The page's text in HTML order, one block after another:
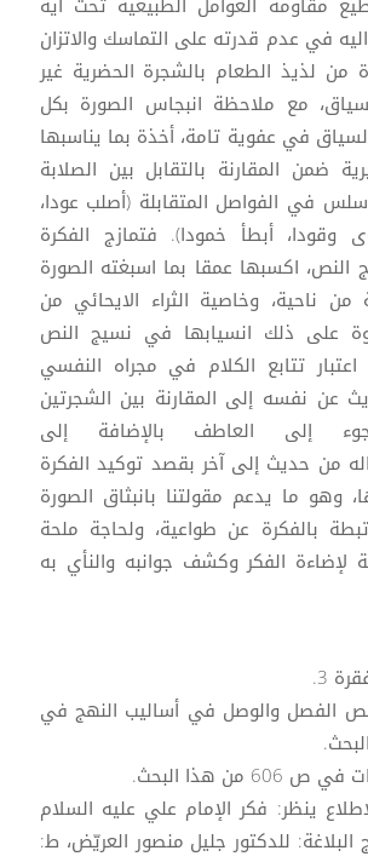
في عدم قدرته على التماسك والاتزان
من لذيذ الطعام بالشجرة الحضرية غير
مع ملاحظة انبجاس الصورة بكل
في عفوية تامة، أخذة بما يناسبها
ضمن المقارنة بالتقابل بين الصلابة
في الفواصل المتقابلة (أصلب عودا،
وقودا، أبطأ خمودا). فتمازج الفكرة
اكسبها عمقا بما اسبغته الصورة
ناحية، وخاصية الثراء الايحائي من
على ذلك انسيابها في نسيج النص
على اعتبار تتابع الكلام في مجراه النفسي
عن نفسه إلى المقارنة بين الشجرتين
إلى العاطف بالإضافة إلى
من حديث إلى آخر بقصد توكيد الفكرة
وهو ما يدعم مقولتنا بانبثاق الصورة
بالفكرة عن طواعية، ولحاجة ملحة
لإضاءة الفكر وكشف جوانبه والنأي به
الفصل والوصل في أساليب النهج في
ينظر: فكر الإمام علي عليه السلام
للدكتور جليل منصور العريّض، ط: